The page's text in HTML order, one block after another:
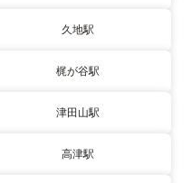
久地駅
梶が谷駅
津田山駅
高津駅